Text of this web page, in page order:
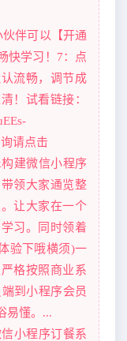
伴可以【开通
快学习！7：点
流畅，调节成
！试看链接：
请点击
建微信小程序
领大家通览整
让大家在一个
习。同时领着
验下哦横须)一
格按照商业系
到小程序会员
易懂。...
小程序订餐系